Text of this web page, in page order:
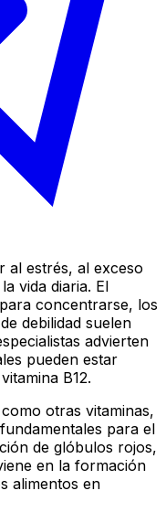
al estrés, al exceso
vida diaria. El
concentrarse, los
debilidad suelen
advierten
pueden estar
B12.
otras vitaminas,
para el
de glóbulos rojos,
en la formación
alimentos en